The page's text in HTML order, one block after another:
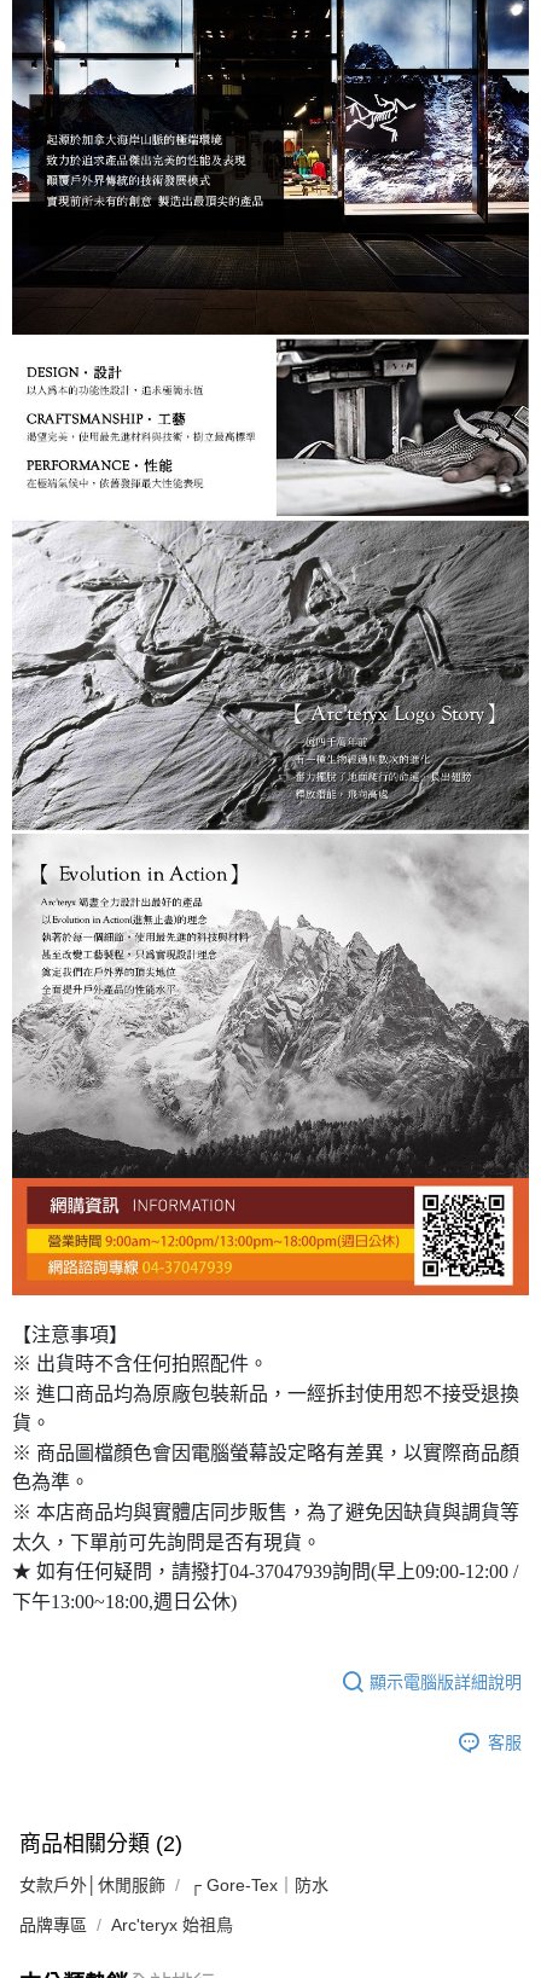
【注意事項】
※ 出貨時不含任何拍照配件。
※ 進口商品均為原廠包裝新品，一經拆封使用恕不接受退換
貨。
※ 商品圖檔顏色會因電腦螢幕設定略有差異，以實際商品顏
色為準。
※ 本店商品均與實體店同步販售，為了避免因缺貨與調貨等
太久，下單前可先詢問是否有現貨。
★ 如有任何疑問，請撥打04-37047939詢問(早上09:00-12:00 /
下午13:00~18:00,週日公休)
顯示電腦版詳細說明
客服
商品相關分類 (2)
女款戶外│休閒服飾 ┌ Gore-Tex｜防水
品牌專區 Arc'teryx 始祖鳥